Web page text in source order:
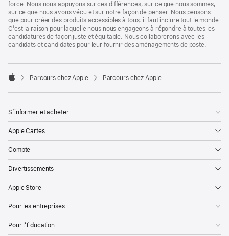
force. Nous nous appuyons sur ces différences, sur ce que nous sommes,
sur ce que nous avons vécu et sur notre façon de penser. Nous pensons
que pour créer des produits accessibles à tous, il faut inclure tout le monde.
C’est la raison pour laquelle nous nous engageons à répondre à toutes les
candidatures de façon juste et équitable. Nous collaborerons avec les
candidats et candidates pour leur fournir des aménagements de poste.

Parcours chez Apple Parcours chez Apple
S’informer et acheter
Apple Cartes
Compte
Divertissements
Apple Store
Pour les entreprises
Pour l’Éducation